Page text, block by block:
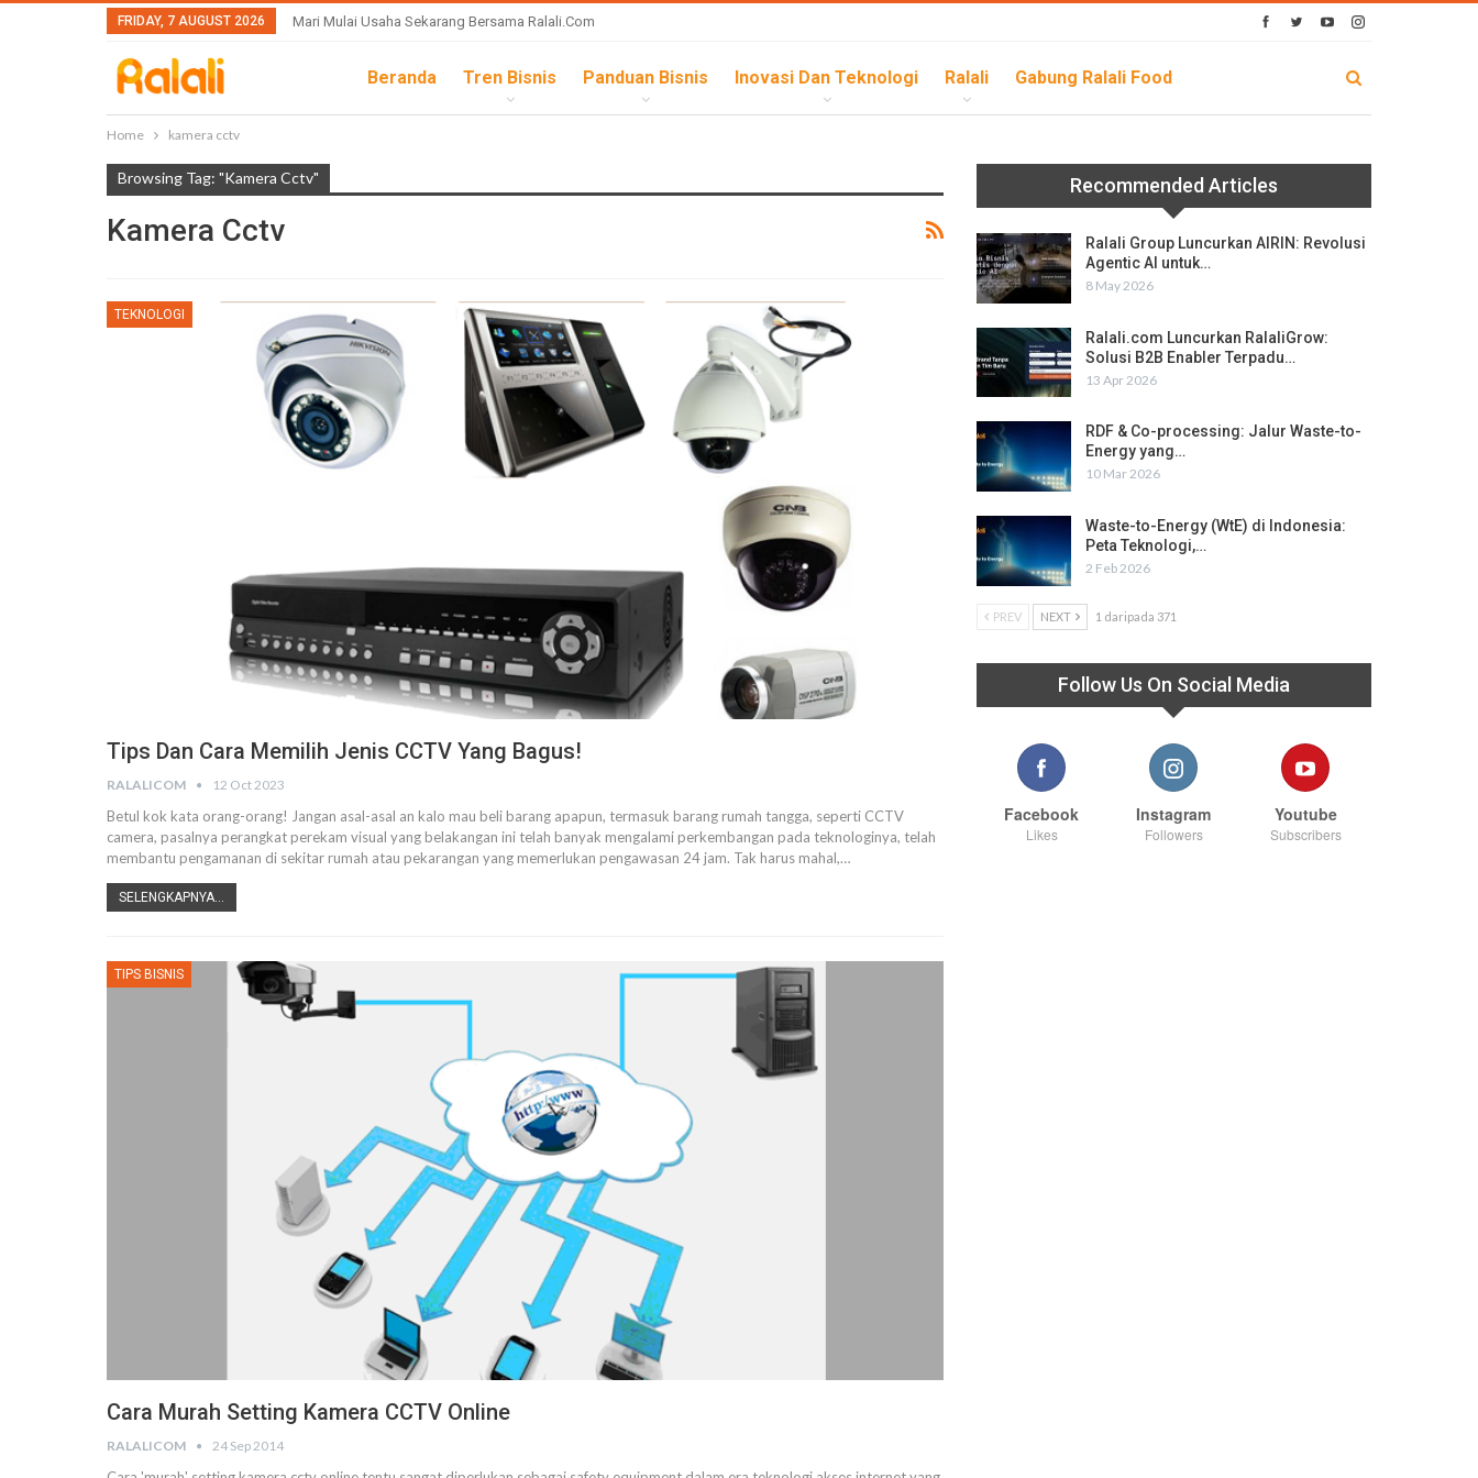
FRIDAY, 7 AUGUST 2026 Mari Mulai Usaha Sekarang Bersama Ralali.com
Beranda Tren Bisnis Panduan Bisnis Inovasi Dan Teknologi Ralali Gabung Ralali Food
Home kamera cctv
Browsing Tag: "kamera Cctv"
Kamera Cctv
TEKNOLOGI
Tips Dan Cara Memilih Jenis CCTV Yang Bagus!
RALALICOM 12 Oct 2023
Betul kok kata orang-orang! Jangan asal-asal an kalo mau beli barang apapun, termasuk barang rumah tangga, seperti CCTV
camera, pasalnya perangkat perekam visual yang belakangan ini telah banyak mengalami perkembangan pada teknologinya, telah
membantu pengamanan di sekitar rumah atau pekarangan yang memerlukan pengawasan 24 jam. Tak harus mahal,…
SELENGKAPNYA...
TIPS BISNIS
Cara Murah Setting Kamera CCTV Online
RALALICOM 24 Sep 2014
Recommended Articles
Ralali Group Luncurkan AIRIN: Revolusi
Agentic AI untuk…
8 May 2026
Ralali.com Luncurkan RalaliGrow:
Solusi B2B Enabler Terpadu…
13 Apr 2026
RDF & Co-processing: Jalur Waste-to-
Energy yang…
10 Mar 2026
Waste-to-Energy (WtE) di Indonesia:
Peta Teknologi,…
2 Feb 2026
PREV NEXT 1 daripada 371
Follow Us On Social Media
Facebook
Likes
Instagram
Followers
Youtube
Subscribers